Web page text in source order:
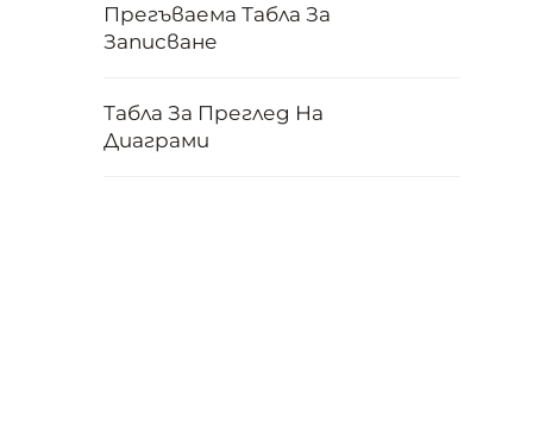
Прегъваема Табла За
Записване
Табла За Преглед На
Диаграми